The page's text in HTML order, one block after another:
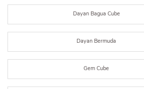
Dayan Bagua Cube
Dayan Bermuda
Gem Cube